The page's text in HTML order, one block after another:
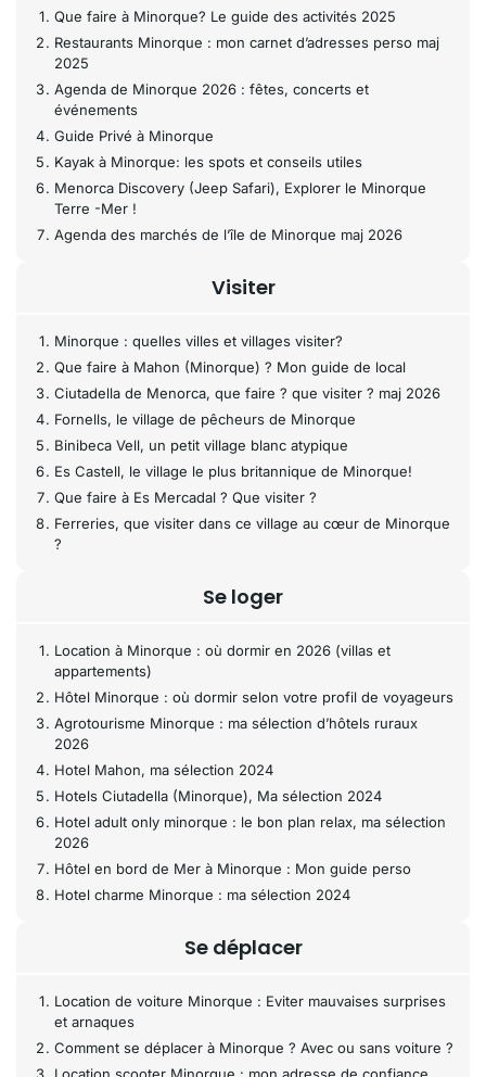
Que faire à Minorque? Le guide des activités 2025
Restaurants Minorque : mon carnet d’adresses perso maj
2025
Agenda de Minorque 2026 : fêtes, concerts et
événements
Guide Privé à Minorque
Kayak à Minorque: les spots et conseils utiles
Menorca Discovery (Jeep Safari), Explorer le Minorque
Terre -Mer !
Agenda des marchés de l’île de Minorque maj 2026
Visiter
Minorque : quelles villes et villages visiter?
Que faire à Mahon (Minorque) ? Mon guide de local
Ciutadella de Menorca, que faire ? que visiter ? maj 2026
Fornells, le village de pêcheurs de Minorque
Binibeca Vell, un petit village blanc atypique
Es Castell, le village le plus britannique de Minorque!
Que faire à Es Mercadal ? Que visiter ?
Ferreries, que visiter dans ce village au cœur de Minorque
?
Se loger
Location à Minorque : où dormir en 2026 (villas et
appartements)
Hôtel Minorque : où dormir selon votre profil de voyageurs
Agrotourisme Minorque : ma sélection d’hôtels ruraux
2026
Hotel Mahon, ma sélection 2024
Hotels Ciutadella (Minorque), Ma sélection 2024
Hotel adult only minorque : le bon plan relax, ma sélection
2026
Hôtel en bord de Mer à Minorque : Mon guide perso
Hotel charme Minorque : ma sélection 2024
Se déplacer
Location de voiture Minorque : Eviter mauvaises surprises
et arnaques
Comment se déplacer à Minorque ? Avec ou sans voiture ?